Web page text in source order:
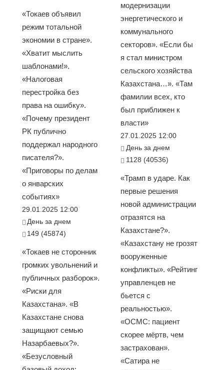
«Токаев объявил
режим тотальной
экономии в стране».
«Хватит мыслить
шаблонами!».
«Налоговая
перестройка без
права на ошибку».
«Почему президент
РК публично
поддержал народного
писателя?».
«Приговоры по делам
о январских
событиях»
29.01.2025 12:00
День за днем
149 (45874)
«Токаев не сторонник
громких увольнений и
публичных разборок».
«Риски для
Казахстана». «В
Казахстане снова
защищают семью
Назарбаевых?».
«Безусловный
модернизации
энергетического и
коммунального
секторов». «Если бы
я стал министром
сельского хозяйства
Казахстана…». «Там
фамилии всех, кто
был приближен к
власти»
27.01.2025 12:00
День за днем
1128 (40536)
«Трамп в ударе. Как
первые решения
новой администрации
отразятся на
Казахстане?».
«Казахстану не грозят
вооруженные
конфликты». «Рейтинг
управленцев не
бьется с
реальностью».
«ОСМС: пациент
скорее мёртв, чем
застрахован».
«Сатира не